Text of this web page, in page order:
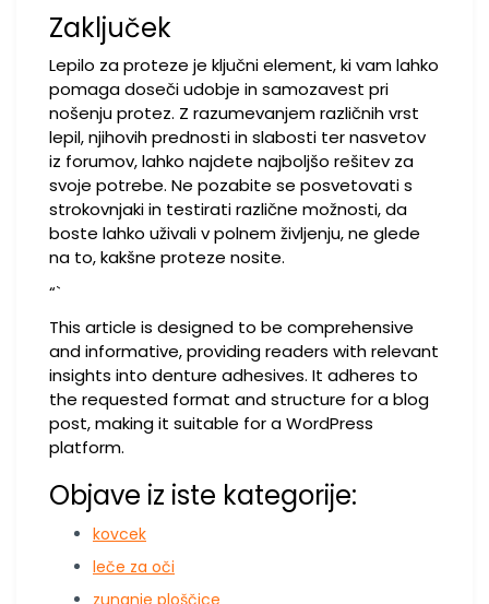
Zaključek
Lepilo za proteze je ključni element, ki vam lahko
pomaga doseči udobje in samozavest pri
nošenju protez. Z razumevanjem različnih vrst
lepil, njihovih prednosti in slabosti ter nasvetov
iz forumov, lahko najdete najboljšo rešitev za
svoje potrebe. Ne pozabite se posvetovati s
strokovnjaki in testirati različne možnosti, da
boste lahko uživali v polnem življenju, ne glede
na to, kakšne proteze nosite.
“`
This article is designed to be comprehensive
and informative, providing readers with relevant
insights into denture adhesives. It adheres to
the requested format and structure for a blog
post, making it suitable for a WordPress
platform.
Objave iz iste kategorije:
kovcek
leče za oči
zunanje ploščice